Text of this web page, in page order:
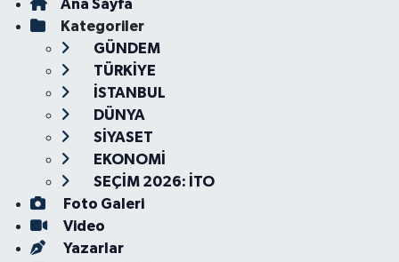
Ana Sayfa
Kategoriler
GÜNDEM
TÜRKİYE
İSTANBUL
DÜNYA
SİYASET
EKONOMİ
SEÇİM 2026: İTO
Foto Galeri
Video
Yazarlar